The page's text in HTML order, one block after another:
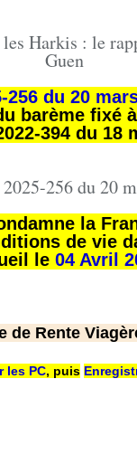
Harkis : le
Guen
256 du 20
barème fixé
394 du 18
256 du 20
la
de vie
le 04 Avril
de Rente
les PC, puis